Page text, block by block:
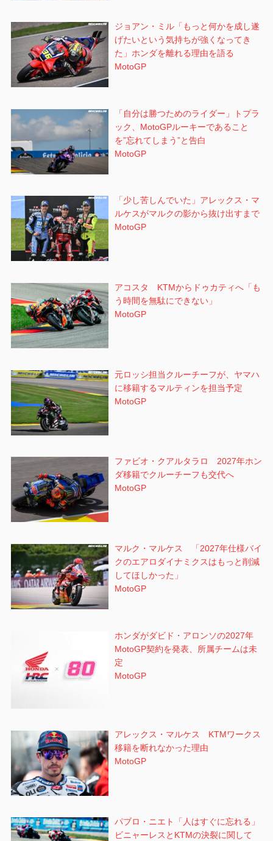
ジョアン・ミル「もっと何かを成し遂
げたいという気持ちが強くなってき
た」ホンダを離れる理由を語る
MotoGP
「自分は勝つためのライダー」トプラ
ック、MotoGPルーキーであること
を”忘れてしまう”と告白
MotoGP
「少し苦しんでいた」アレックス・マ
ルケスがマルクの影から抜け出すまで
MotoGP
アコスタ KTMからドゥカティへ「も
う時間を無駄にできない」
MotoGP
元ロッシ担当クルーチーフが、ヤマハ
に移籍するマルティンを担当予定
MotoGP
ファビオ・クアルタラロ 2027年ホン
ダ移籍でクルーチーフも交代へ
MotoGP
マルク・マルケス 「2027年仕様バイ
クのエアロダイナミクスはもっと削減
してほしかった」
MotoGP
ホンダがダビド・アロンソの2027年
MotoGP契約を発表、所属チームは未
定
MotoGP
アレックス・マルケス KTMワークス
移籍を断れなかった理由
MotoGP
パブロ・ニエト「人はすぐに忘れる」
ビニャーレスとKTMの決裂に関して